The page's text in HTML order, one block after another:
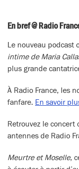
En bref @ Radio
Le nouveau podcast
intime de Maria
plus grande
À Radio France, les
fanfare. En savoir
Retrouvez le
antennes de Radio
Meurtre et Moselle,